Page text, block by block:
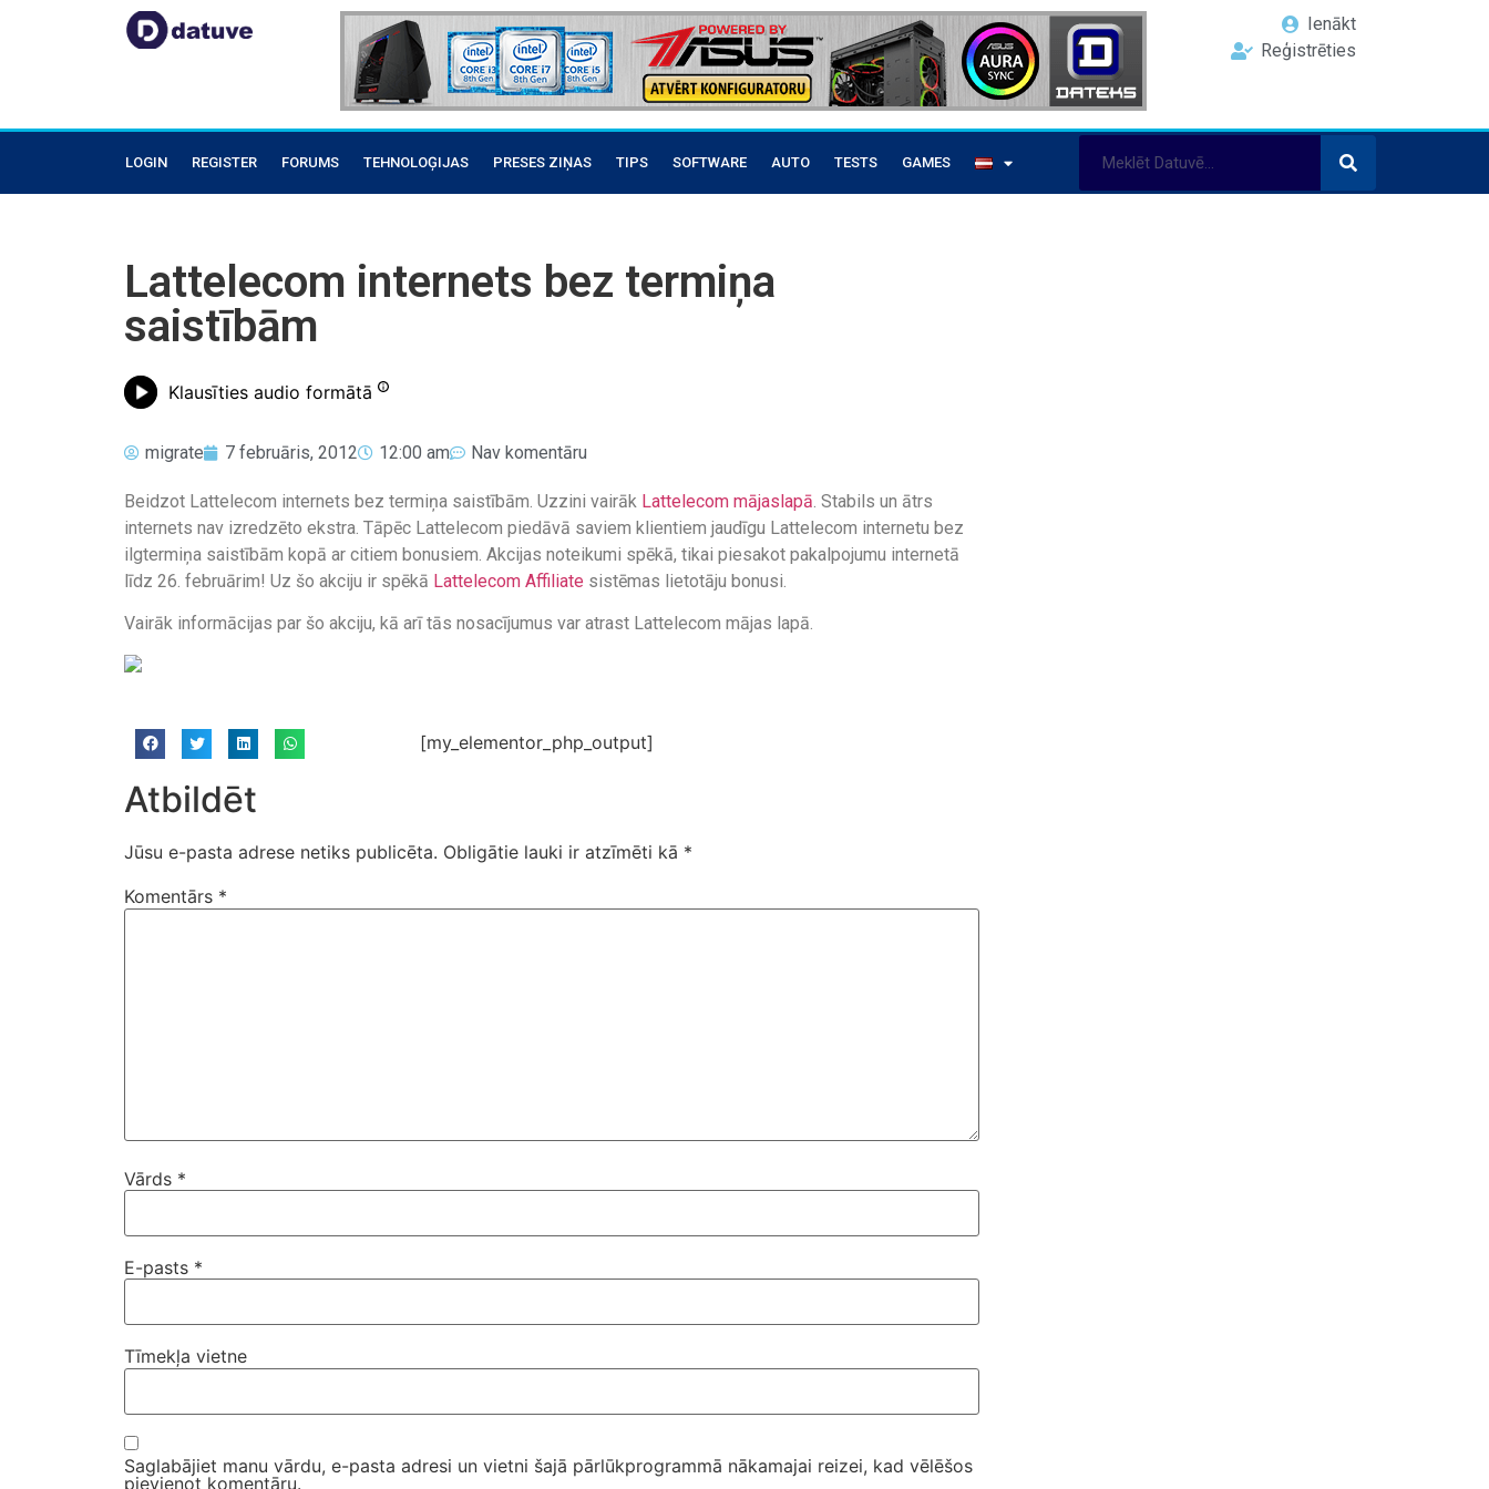
Ienākt
Reģistrēties
LOGIN REGISTER FORUMS TEHNOLOĢIJAS PRESES ZIŅAS TIPS SOFTWARE AUTO TESTS GAMES
Lattelecom internets bez termiņa
saistībām
Klausīties audio formātā
migrate 7 februāris, 2012 12:00 am Nav komentāru
Beidzot Lattelecom internets bez termiņa saistībām. Uzzini vairāk Lattelecom mājaslapā. Stabils un ātrs
internets nav izredzēto ekstra. Tāpēc Lattelecom piedāvā saviem klientiem jaudīgu Lattelecom internetu bez
ilgtermiņa saistībām kopā ar citiem bonusiem. Akcijas noteikumi spēkā, tikai piesakot pakalpojumu internetā
līdz 26. februārim! Uz šo akciju ir spēkā Lattelecom Affiliate sistēmas lietotāju bonusi.
Vairāk informācijas par šo akciju, kā arī tās nosacījumus var atrast Lattelecom mājas lapā.
[my_elementor_php_output]
Atbildēt
Jūsu e-pasta adrese netiks publicēta. Obligātie lauki ir atzīmēti kā *
Komentārs *
Vārds *
E-pasts *
Tīmekļa vietne
Saglabājiet manu vārdu, e-pasta adresi un vietni šajā pārlūkprogrammā nākamajai reizei, kad vēlēšos
pievienot komentāru.